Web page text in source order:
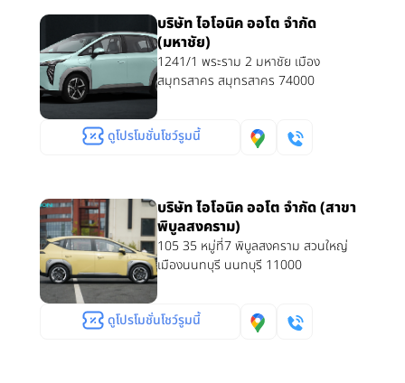
บริษัท ไอโอนิค ออโต จำกัด
(มหาชัย)
1241/1 พระราม 2 มหาชัย เมือง
สมุทรสาคร สมุทรสาคร 74000
ดูโปรโมชั่นโชว์รูมนี้
บริษัท ไอโอนิค ออโต จำกัด (สาขา
พิบูลสงคราม)
105 35 หมู่ที่7 พิบูลสงคราม สวนใหญ่
เมืองนนทบุรี นนทบุรี 11000
ดูโปรโมชั่นโชว์รูมนี้